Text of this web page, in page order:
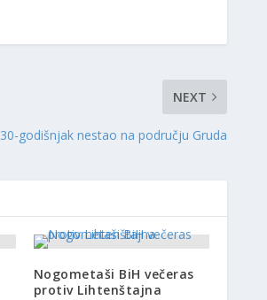
NEXT
30-godišnjak nestao na području Gruda
Nogometaši BiH večeras
protiv Lihtenštajna